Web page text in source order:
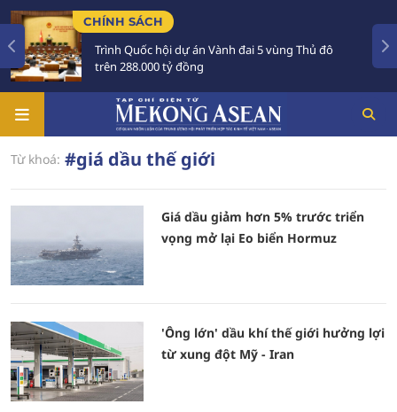
CHÍNH SÁCH
Trình Quốc hội dự án Vành đai 5 vùng Thủ đô
trên 288.000 tỷ đồng
Từ khoá: #giá dầu thế giới
Giá dầu giảm hơn 5% trước triển
vọng mở lại Eo biển Hormuz
'Ông lớn' dầu khí thế giới hưởng lợi
từ xung đột Mỹ - Iran